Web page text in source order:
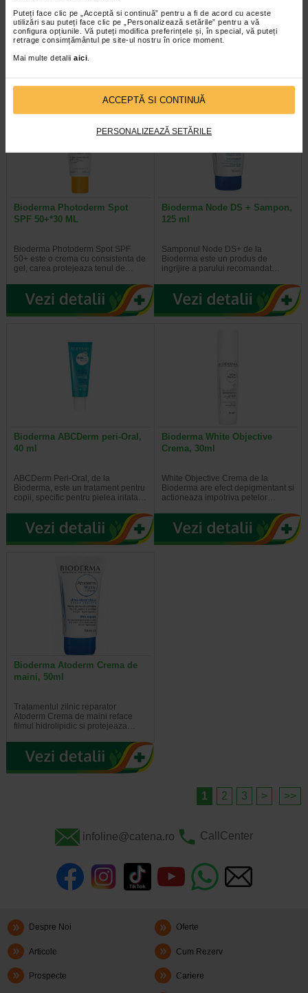
Puteți face clic pe „Acceptă si continuă” pentru a fi de acord cu aceste
utilizări sau puteți face clic pe „Personalizează setările” pentru a vă
configura opțiunile. Vă puteți modifica preferințele și, în special, vă puteți
retrage consimțământul pe site-ul nostru în orice moment.
Mai multe detalii aici
ACCEPTĂ SI CONTINUĂ
PERSONALIZEAZĂ SETĂRILE
Crema Bioderma Sensibio AR este
destinata tratamentului pielii cu
roseata temporara ori…
Bioderma Photoderm AR SPF 50+
este o crema de fata cu factor
ridicat de protectie solara, 50+…
Bioderma Photoderm Spot
SPF 50+*30 ML
Bioderma Photoderm Spot SPF
50+ este o crema cu consistenta de
gel, carea protejeaza tenul de…
Bioderma Node DS + Sampon,
125 ml
Samponul Node DS+ de la
Bioderma este un produs de
ingrijire a parului recomandat…
Bioderma ABCDerm peri-Oral,
40 ml
ABCDerm Peri-Oral, de la
Bioderma, este un tratament pentru
copii, specific pentru pielea iritata…
Bioderma White Objective
Crema, 30ml
White Objective Crema de la
Bioderma are efect depigmentant si
actioneaza impotriva petelor…
Bioderma Atoderm Crema de
maini, 50ml
Tratamentul zilnic reparator
Atoderm Crema de maini reface
filmul hidrolipidic si protejeaza…
1 2 3 > >>
infoline@catena.ro CallCenter
Despre Noi Oferte
Articole Cum Rezerv
Prospecte Cariere